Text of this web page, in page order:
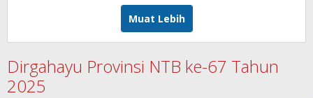
Muat Lebih
Dirgahayu Provinsi NTB ke-67 Tahun
2025